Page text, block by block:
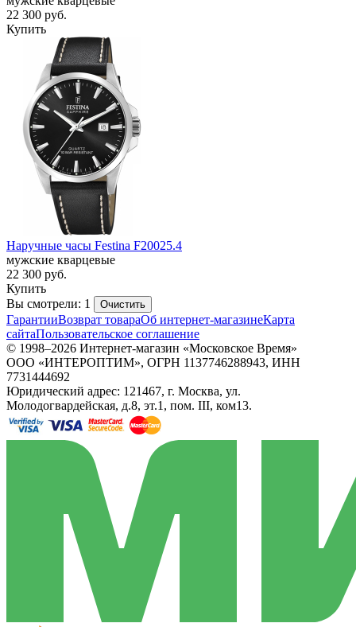
22 300 руб.
Купить
Наручные часы Festina F20025.4
мужские кварцевые
22 300 руб.
Купить
Вы смотрели: 1
Очистить
ГарантииВозврат товараОб интернет-магазинеКарта
сайтаПользовательское соглашение
© 1998–2026 Интернет-магазин «Московское Время»
ООО «ИНТЕРОПТИМ», ОГРН 1137746288943, ИНН
7731444692
Юридический адрес: 121467, г. Москва, ул.
Молодогвардейская, д.8, эт.1, пом. III, ком13.